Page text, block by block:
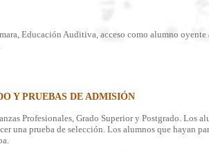
Educación Auditiva, acceso como alumno oyente
Y PRUEBAS DE ADMISIÓN
Profesionales, Grado Superior y Postgrado. Los
una prueba de selección. Los alumnos que hayan